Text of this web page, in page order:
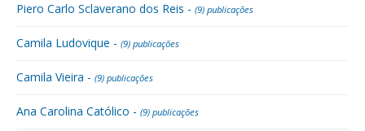
Piero Carlo Sclaverano dos Reis - (9) publicações
Camila Ludovique - (9) publicações
Camila Vieira - (9) publicações
Ana Carolina Católico - (9) publicações